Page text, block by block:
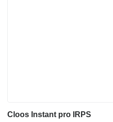
Cloos Instant pro IRPS